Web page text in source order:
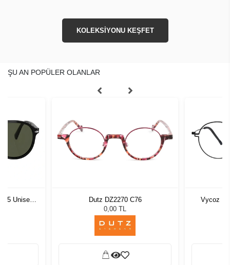
KOLEKSİYONU KEŞFET
ŞU AN POPÜLER OLANLAR
55 Unisex
Dutz DZ2270 C76
0,00 TL
Vycoz